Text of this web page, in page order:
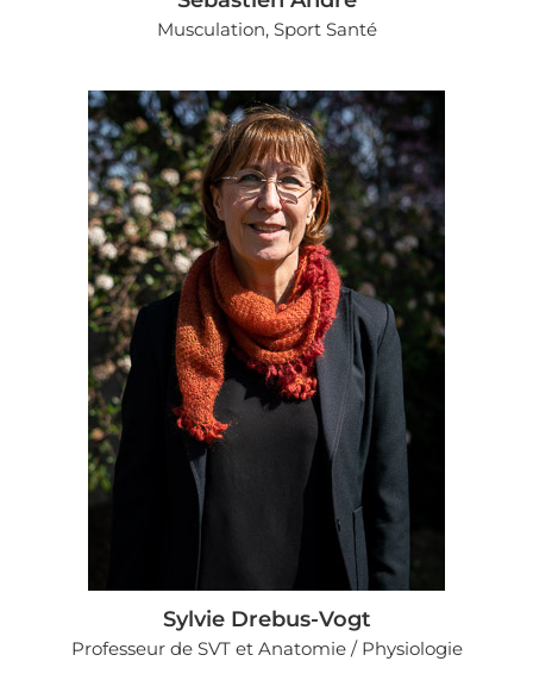
Musculation, Sport Santé
Sylvie Drebus-Vogt
Professeur de SVT et Anatomie / Physiologie